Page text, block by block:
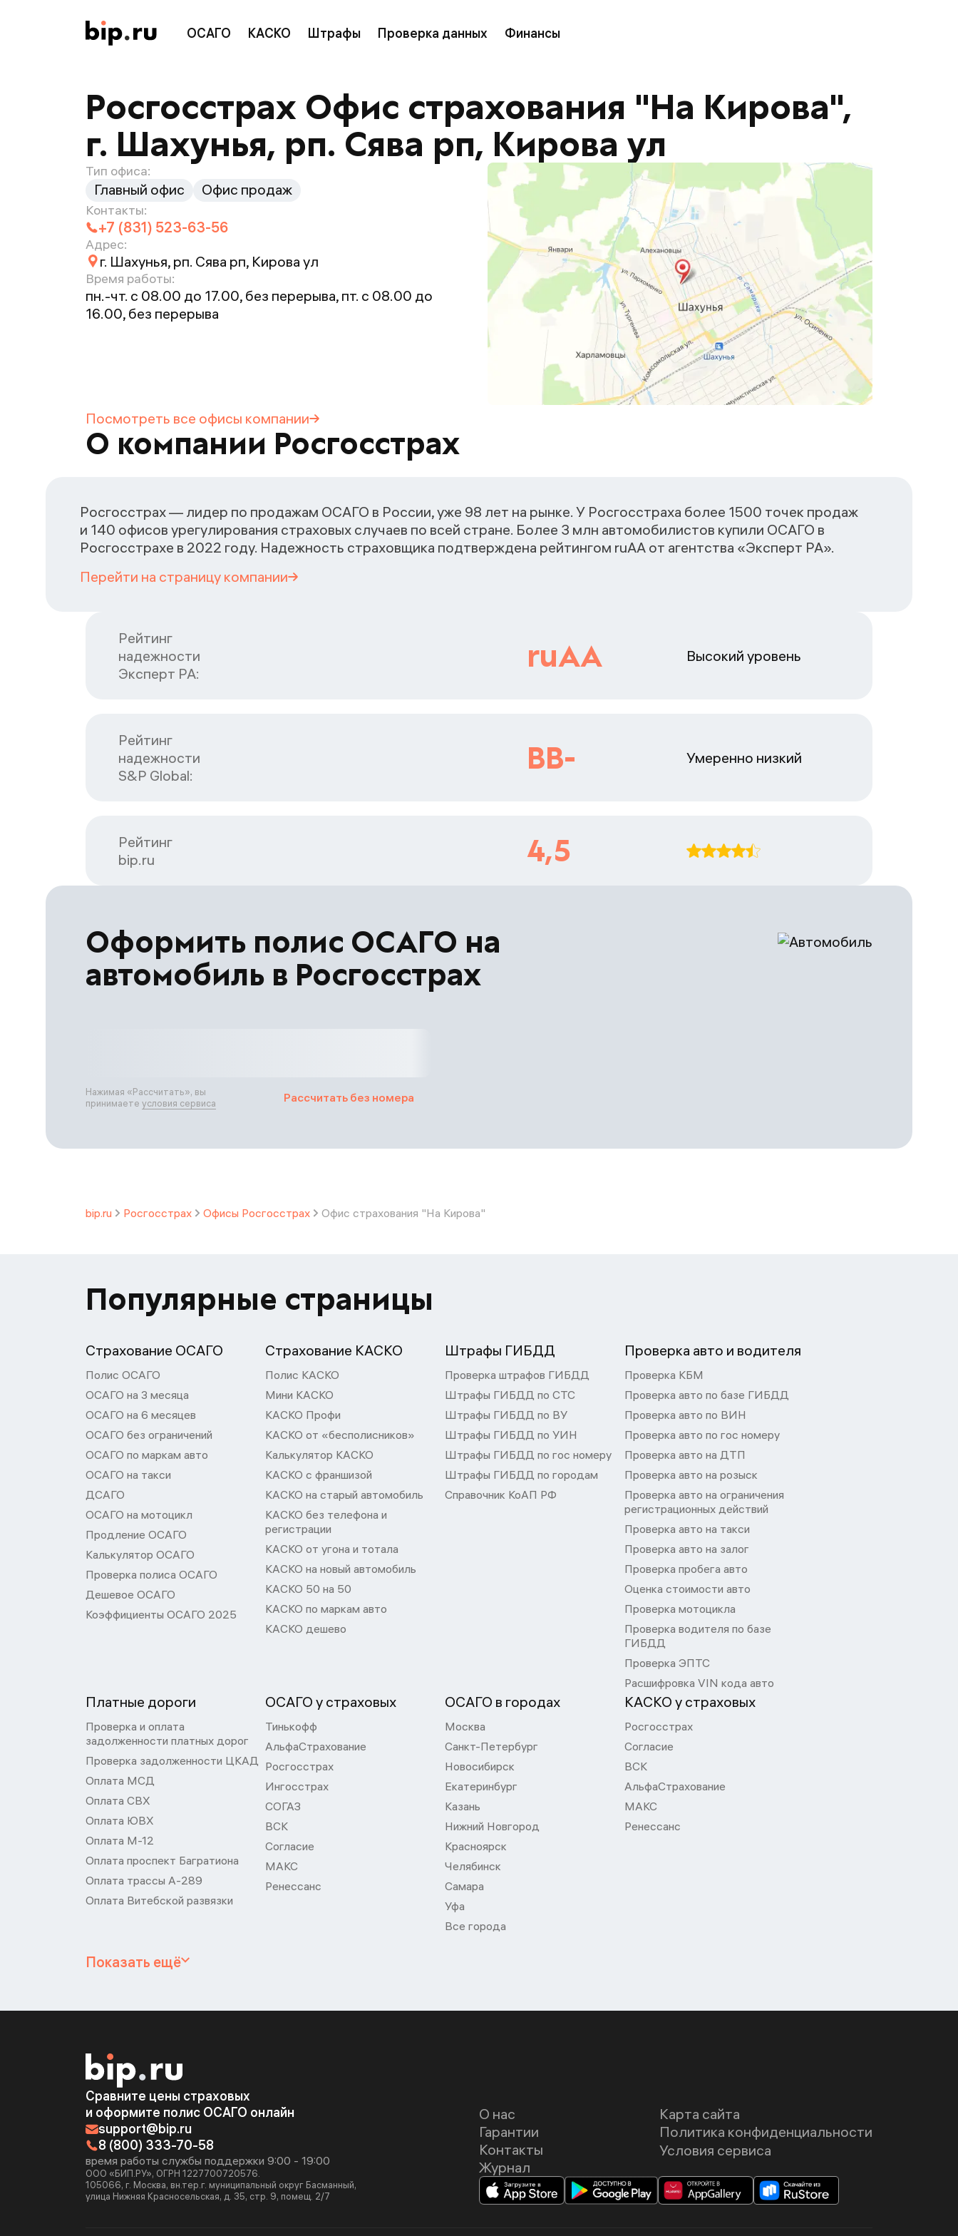
ОСАГО КАСКО Штрафы Проверка данных Финансы
Росгосстрах Офис страхования "На Кирова",
г. Шахунья, рп. Сява рп, Кирова ул
Тип офиса:
Главный офис Офис продаж
Контакты:
+7 (831) 523-63-56
Адрес:
г. Шахунья, рп. Сява рп, Кирова ул
Время работы:
пн.-чт. с 08.00 до 17.00, без перерыва, пт. с 08.00 до
16.00, без перерыва
Посмотреть все офисы компании
О компании Росгосстрах
Росгосстрах — лидер по продажам ОСАГО в России, уже 98 лет на рынке. У Росгосстраха более 1500 точек продаж
и 140 офисов урегулирования страховых случаев по всей стране. Более 3 млн автомобилистов купили ОСАГО в
Росгосстрахе в 2022 году. Надежность страховщика подтверждена рейтингом ruАА от агентства «Эксперт РА».
Перейти на страницу компании
Рейтинг
надежности
Эксперт РА:
ruAA Высокий уровень
Рейтинг
надежности
S&P Global:
BB- Умеренно низкий
Рейтинг
bip.ru
4,5
Оформить полис ОСАГО на
автомобиль в Росгосстрах
Рассчитать без номера
Нажимая «Рассчитать», вы
принимаете условия сервиса
bip.ru Росгосстрах Офисы Росгосстрах Офис страхования "На Кирова"
Популярные страницы
Страхование ОСАГО
Полис ОСАГО
ОСАГО на 3 месяца
ОСАГО на 6 месяцев
ОСАГО без ограничений
ОСАГО по маркам авто
ОСАГО на такси
ДСАГО
ОСАГО на мотоцикл
Продление ОСАГО
Калькулятор ОСАГО
Проверка полиса ОСАГО
Дешевое ОСАГО
Коэффициенты ОСАГО 2025
Страхование КАСКО
Полис КАСКО
Мини КАСКО
КАСКО Профи
КАСКО от «бесполисников»
Калькулятор КАСКО
КАСКО с франшизой
КАСКО на старый автомобиль
КАСКО без телефона и
регистрации
КАСКО от угона и тотала
КАСКО на новый автомобиль
КАСКО 50 на 50
КАСКО по маркам авто
КАСКО дешево
Штрафы ГИБДД
Проверка штрафов ГИБДД
Штрафы ГИБДД по СТС
Штрафы ГИБДД по ВУ
Штрафы ГИБДД по УИН
Штрафы ГИБДД по гос номеру
Штрафы ГИБДД по городам
Справочник КоАП РФ
Проверка авто и водителя
Проверка КБМ
Проверка авто по базе ГИБДД
Проверка авто по ВИН
Проверка авто по гос номеру
Проверка авто на ДТП
Проверка авто на розыск
Проверка авто на ограничения
регистрационных действий
Проверка авто на такси
Проверка авто на залог
Проверка пробега авто
Оценка стоимости авто
Проверка мотоцикла
Проверка водителя по базе
ГИБДД
Проверка ЭПТС
Расшифровка VIN кода авто
Платные дороги
Проверка и оплата
задолженности платных дорог
Проверка задолженности ЦКАД
Оплата МСД
Оплата СВХ
Оплата ЮВХ
Оплата М-12
Оплата проспект Багратиона
Оплата трассы А-289
Оплата Витебской развязки
ОСАГО у страховых
Тинькофф
АльфаСтрахование
Росгосстрах
Ингосстрах
СОГАЗ
ВСК
Согласие
МАКС
Ренессанс
ОСАГО в городах
Москва
Санкт-Петербург
Новосибирск
Екатеринбург
Казань
Нижний Новгород
Красноярск
Челябинск
Самара
Уфа
Все города
КАСКО у страховых
Росгосстрах
Согласие
ВСК
АльфаСтрахование
МАКС
Ренессанс
Показать ещё
Сравните цены страховых
и оформите полис ОСАГО онлайн
support@bip.ru
8 (800) 333-70-58
время работы службы поддержки 9:00 - 19:00
ООО «БИП.РУ», ОГРН 1227700720576.
105066, г. Москва, вн.тер.г. муниципальный округ Басманный,
улица Нижняя Красносельская, д. 35, стр. 9, помещ. 2/7
О нас
Гарантии
Контакты
Журнал
Карта сайта
Политика конфиденциальности
Условия сервиса